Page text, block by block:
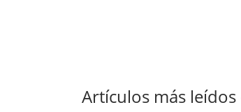
Artículos más